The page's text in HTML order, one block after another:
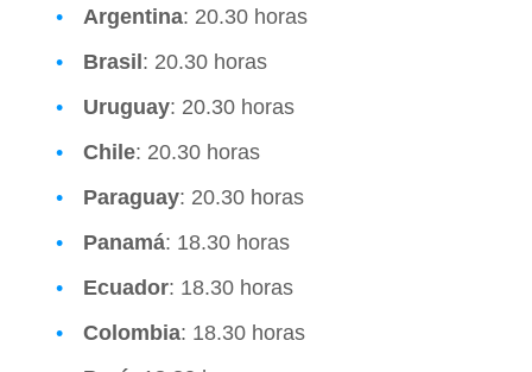
Argentina: 20.30 horas
Brasil : 20.30 horas
Uruguay: 20.30 horas
Chile: 20.30 horas
Paraguay: 20.30 horas
Panamá: 18.30 horas
Ecuador: 18.30 horas
Colombia: 18.30 horas